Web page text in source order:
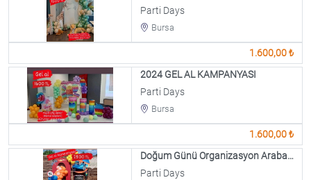
Parti Days
Bursa
1.600,00 ₺
2024 GEL AL KAMPANYASI
Parti Days
Bursa
1.600,00 ₺
Doğum Günü Organizasyon Araba Dekorlu
Parti Days